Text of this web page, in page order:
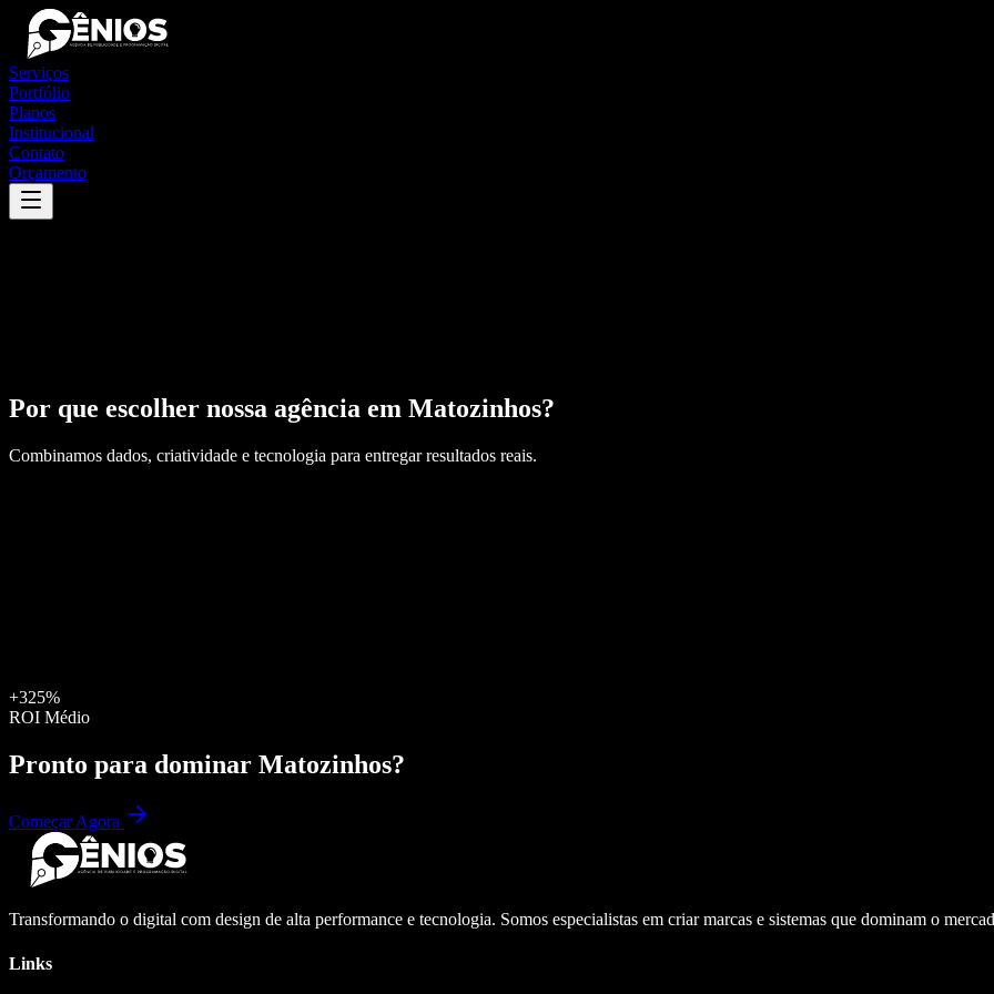
Serviços
Portfólio
Planos
Institucional
Contato
Orçamento
Por que escolher nossa agência em Matozinhos?
Combinamos dados, criatividade e tecnologia para entregar resultados reais.
+325%
ROI Médio
Pronto para dominar Matozinhos?
Começar Agora
Transformando o digital com design de alta performance e tecnologia. Somos especialistas em criar marcas e sistemas que dominam o
Links